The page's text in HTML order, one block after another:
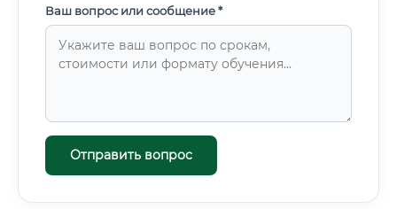
Ваш вопрос или сообщение *
Отправить вопрос